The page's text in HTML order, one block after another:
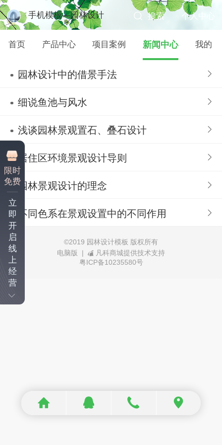
手机模板—园林设计 搜索 个人中心
首页 产品中心 项目案例 新闻中心 我的
园林设计中的借景手法
细说鱼池与风水
浅谈园林景观置石、叠石设计
居住区环境景观设计导则
园林景观设计的理念
不同色系在景观设置中的不同作用
©2019 园林设计模板 版权所有
电脑版
|
凡科商城提供技术支持
粤ICP备10235580号
限时
免费
立
即
开
启
线
上
经
营